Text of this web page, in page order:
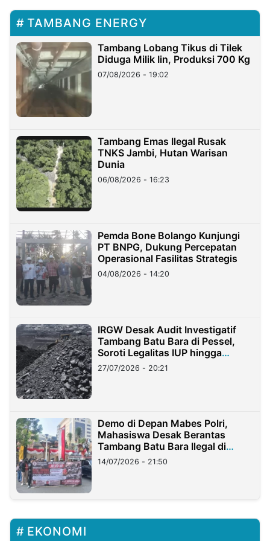
TAMBANG ENERGY
Tambang Lobang Tikus di Tilek
Diduga Milik Iin, Produksi 700 Kg
07/08/2026 - 19:02
Tambang Emas Ilegal Rusak
TNKS Jambi, Hutan Warisan
Dunia
06/08/2026 - 16:23
Pemda Bone Bolango Kunjungi
PT BNPG, Dukung Percepatan
Operasional Fasilitas Strategis
04/08/2026 - 14:20
IRGW Desak Audit Investigatif
Tambang Batu Bara di Pessel,
Soroti Legalitas IUP hingga
Stockpile
27/07/2026 - 20:21
Demo di Depan Mabes Polri,
Mahasiswa Desak Berantas
Tambang Batu Bara Ilegal di
Lampung
14/07/2026 - 21:50
EKONOMI